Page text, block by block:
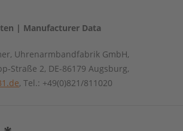
| Manufacturer Data
Uhrenarmbandfabrik GmbH,
Straße 2, DE-86179 Augsburg,
, Tel.: +49(0)821/811020